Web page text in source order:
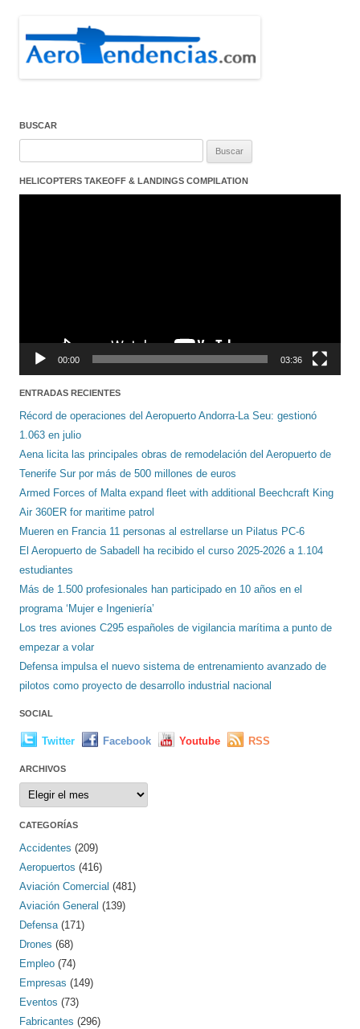
BUSCAR
HELICOPTERS TAKEOFF & LANDINGS COMPILATION
00:00 03:36
ENTRADAS RECIENTES
Récord de operaciones del Aeropuerto Andorra-La Seu: gestionó
1.063 en julio
Aena licita las principales obras de remodelación del Aeropuerto de
Tenerife Sur por más de 500 millones de euros
Armed Forces of Malta expand fleet with additional Beechcraft King
Air 360ER for maritime patrol
Mueren en Francia 11 personas al estrellarse un Pilatus PC-6
El Aeropuerto de Sabadell ha recibido el curso 2025-2026 a 1.104
estudiantes
Más de 1.500 profesionales han participado en 10 años en el
programa ‘Mujer e Ingeniería’
Los tres aviones C295 españoles de vigilancia marítima a punto de
empezar a volar
Defensa impulsa el nuevo sistema de entrenamiento avanzado de
pilotos como proyecto de desarrollo industrial nacional
SOCIAL
Twitter Facebook Youtube RSS
ARCHIVOS
Archivos
CATEGORÍAS
Accidentes (209)
Aeropuertos (416)
Aviación Comercial (481)
Aviación General (139)
Defensa (171)
Drones (68)
Empleo (74)
Empresas (149)
Eventos (73)
Fabricantes (296)